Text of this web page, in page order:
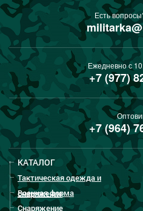
Есть
Ежедневно с
+7 (977)
+7 (964)
КАТАЛОГ
Тактическая одежда и
снаряжение
Военная форма
Снаряжение